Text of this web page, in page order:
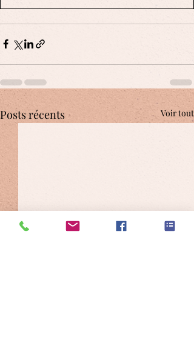
Posts récents Voir tout